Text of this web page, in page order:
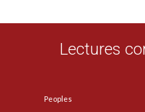
Lectures
Peoples